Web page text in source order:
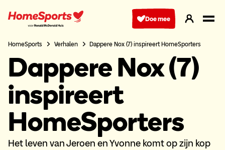
naar
hoofdnavigatie
Doe mee
HomeSports Verhalen Dappere Nox (7) inspireert HomeSporters
Dappere Nox (7)
inspireert
HomeSporters
Het leven van Jeroen en Yvonne komt op zijn kop